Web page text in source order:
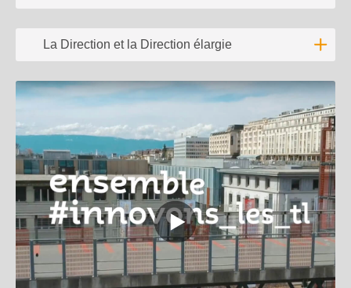
Lire
La Direction et la Direction élargie
Lire
Ouvrir la vidéo en plein écran